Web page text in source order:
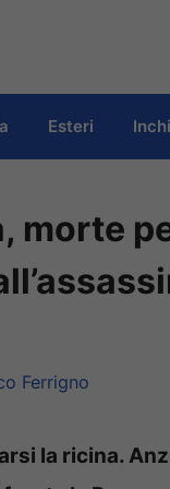
Esteri
morte
Ferrigno
la ricina.